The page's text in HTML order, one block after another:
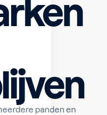
panden en